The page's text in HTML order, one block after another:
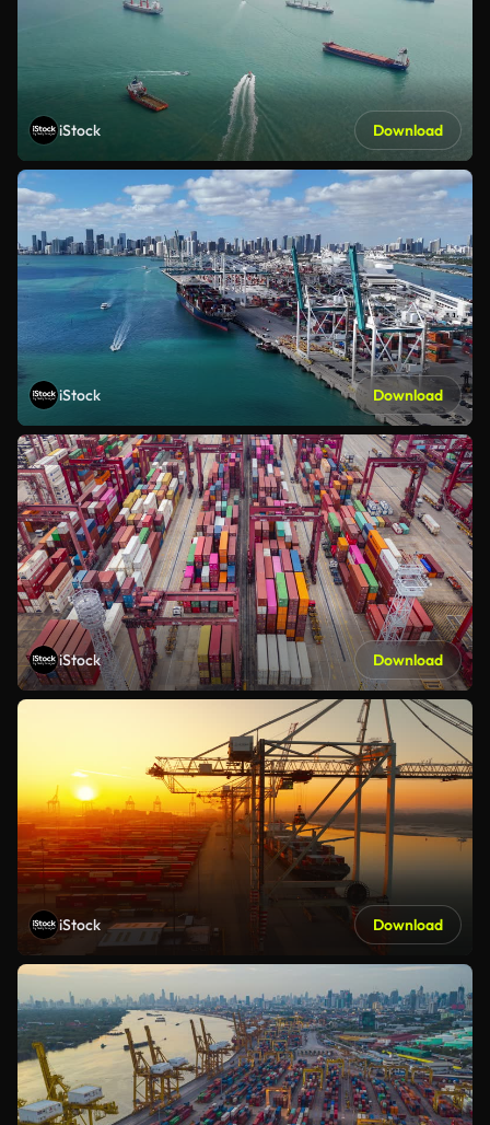
iStock Download
iStock Download
iStock Download
iStock Download